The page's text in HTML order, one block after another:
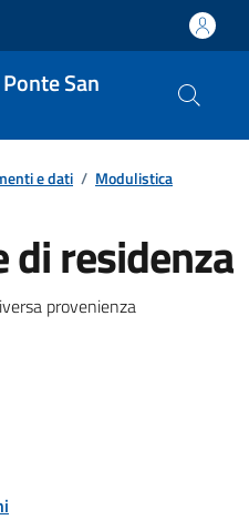
San
e dati / Modulistica
di residenza
provenienza